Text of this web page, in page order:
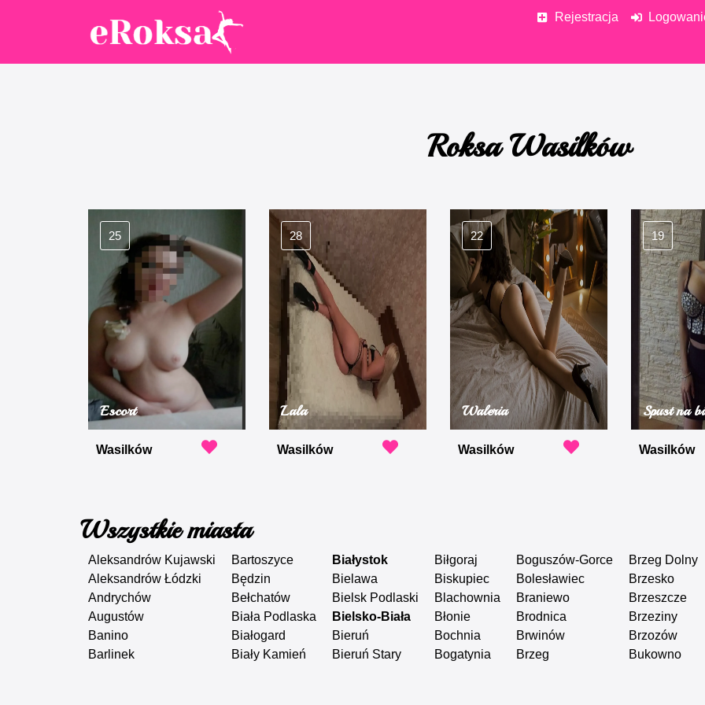
Rejestracja
Roksa Wasilków
25
Escort
Wasilków
28
Lala
Wasilków
22
Waleria
Wasilków
19
Spust na
Wasilków
Wszystkie miasta
Aleksandrów Kujawski
Aleksandrów Łódzki
Andrychów
Augustów
Banino
Barlinek
Bartoszyce
Będzin
Bełchatów
Biała Podlaska
Białogard
Biały Kamień
Białystok
Bielawa
Bielsk Podlaski
Bielsko-Biała
Bieruń
Bieruń Stary
Biłgoraj
Biskupiec
Blachownia
Błonie
Bochnia
Bogatynia
Boguszów-Gorce
Bolesławiec
Braniewo
Brodnica
Brwinów
Brzeg
Brzeg Dolny
Brzesko
Brzeszcze
Brzeziny
Brzozów
Bukowno